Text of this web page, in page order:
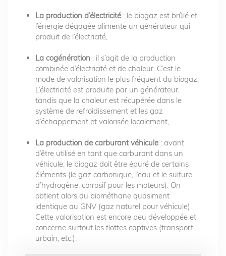
La production d’électricité : le biogaz est brûlé et
l’énergie dégagée alimente un générateur qui
produit de l’électricité,
La cogénération : il s’agit de la production
combinée d’électricité et de chaleur. C’est le
mode de valorisation le plus fréquent du biogaz.
L’électricité est produite par un générateur,
tandis que la chaleur est récupérée dans le
système de refroidissement et les gaz
d’échappement et valorisée localement,
La production de carburant véhicule : avant
d’être utilisé en tant que carburant dans un
véhicule, le biogaz doit être épuré de certains
éléments (le gaz carbonique, l’eau et le sulfure
d’hydrogène, corrosif pour les moteurs). On
obtient alors du biométhane quasiment
identique au GNV (gaz naturel pour véhicule).
Cette valorisation est encore peu développée et
concerne surtout les flottes captives (transport
urbain, etc.).